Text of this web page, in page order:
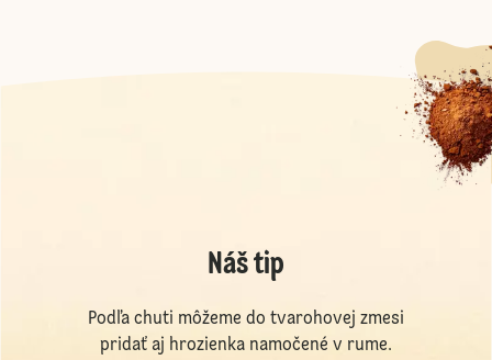
Náš tip
Podľa chuti môžeme do tvarohovej zmesi
pridať aj hrozienka namočené v rume.